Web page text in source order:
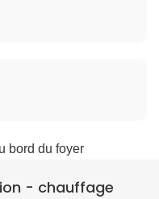
- chauffage